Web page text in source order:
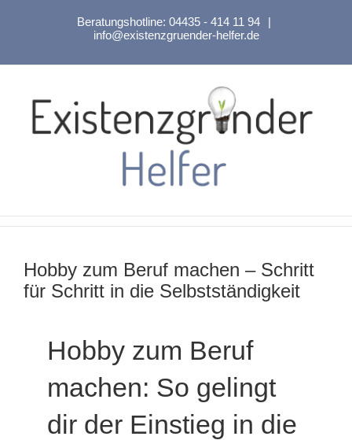
Beratungshotline: 04435 - 414 11 94
|
info@existenzgruender-helfer.de
Hobby zum Beruf machen – Schritt
für Schritt in die Selbstständigkeit
Hobby zum Beruf
machen: So gelingt
dir der Einstieg in die